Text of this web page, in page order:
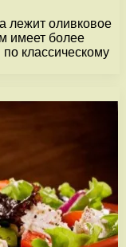
лежит оливковое
имеет более
классическому